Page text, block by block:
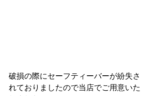
破損の際にセーフティーバーが紛失さ
れておりましたので当店でご用意いた